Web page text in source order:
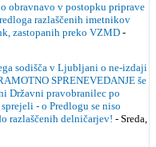
obravnavo v postopku priprave
razlaščenih imetnikov
zastopanih preko VZMD -
sodišča v Ljubljani o ne-izdaji
SPRENEVEDANJE še
Državni pravobranilec po
- o Predlogu se niso
razlaščenih delničarjev! - Sreda,